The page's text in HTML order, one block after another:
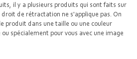
il y a plusieurs produits qui sont faits sur
de rétractation ne s'applique pas. On
produit dans une taille ou une couleur
spécialement pour vous avec une image